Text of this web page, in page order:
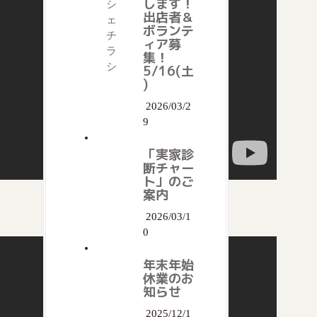
します！
出店者＆
ボランテ
ィア募
集！
5/16(土
)
2026/03/2
9
「実家診
断チャー
ト」のご
案内
2026/03/1
0
年末年始
休業のお
知らせ
2025/12/1